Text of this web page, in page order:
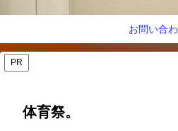
お問い合
PR
体育祭。